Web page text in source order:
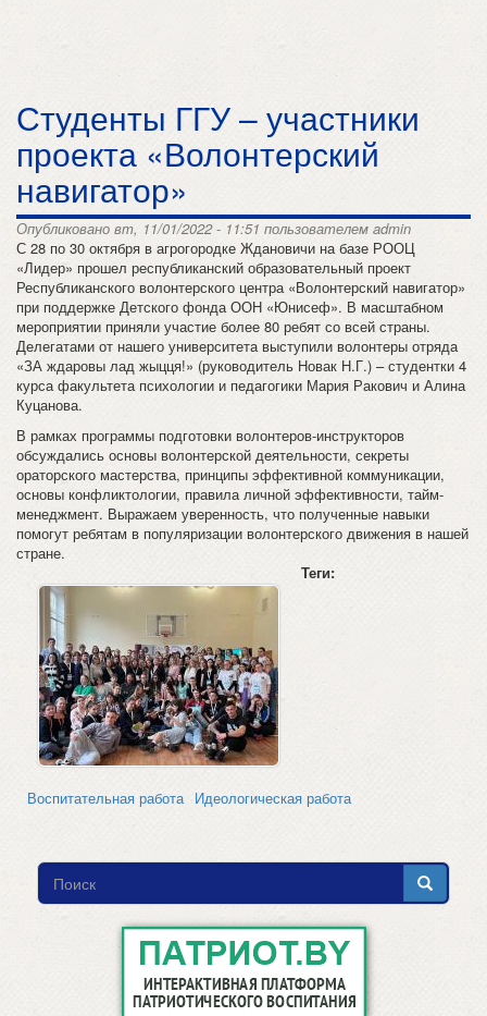
Студенты ГГУ – участники
проекта «Волонтерский
навигатор»
Опубликовано вт, 11/01/2022 - 11:51 пользователем admin
С 28 по 30 октября в агрогородке Ждановичи на базе РООЦ
«Лидер» прошел республиканский образовательный проект
Республиканского волонтерского центра «Волонтерский навигатор»
при поддержке Детского фонда ООН «Юнисеф». В масштабном
мероприятии приняли участие более 80 ребят со всей страны.
Делегатами от нашего университета выступили волонтеры отряда
«ЗА ждаровы лад жыцця!» (руководитель Новак Н.Г.) – студентки 4
курса факультета психологии и педагогики Мария Ракович и Алина
Куцанова.
В рамках программы подготовки волонтеров-инструкторов
обсуждались основы волонтерской деятельности, секреты
ораторского мастерства, принципы эффективной коммуникации,
основы конфликтологии, правила личной эффективности, тайм-
менеджмент. Выражаем уверенность, что полученные навыки
помогут ребятам в популяризации волонтерского движения в нашей
стране.
Теги:
Воспитательная работа Идеологическая работа
Форма
поиска